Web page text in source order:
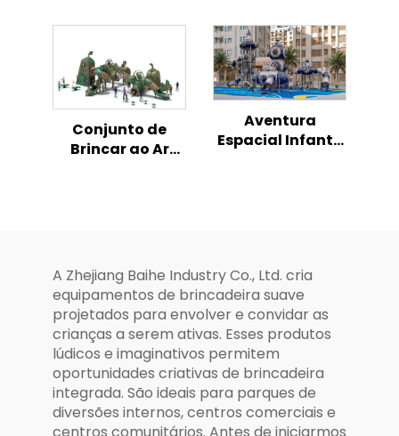
Infantil ao Ar
Playground ao Ar
Livre
Conjunto de
Brincar ao Ar
Aventura
Espacial Infantil
A Zhejiang Baihe Industry Co., Ltd. cria
equipamentos de brincadeira suave
projetados para envolver e convidar as
crianças a serem ativas. Esses produtos
lúdicos e imaginativos permitem
oportunidades criativas de brincadeira
integrada. São ideais para parques de
diversões internos, centros comerciais e
centros comunitários. Antes de iniciarmos